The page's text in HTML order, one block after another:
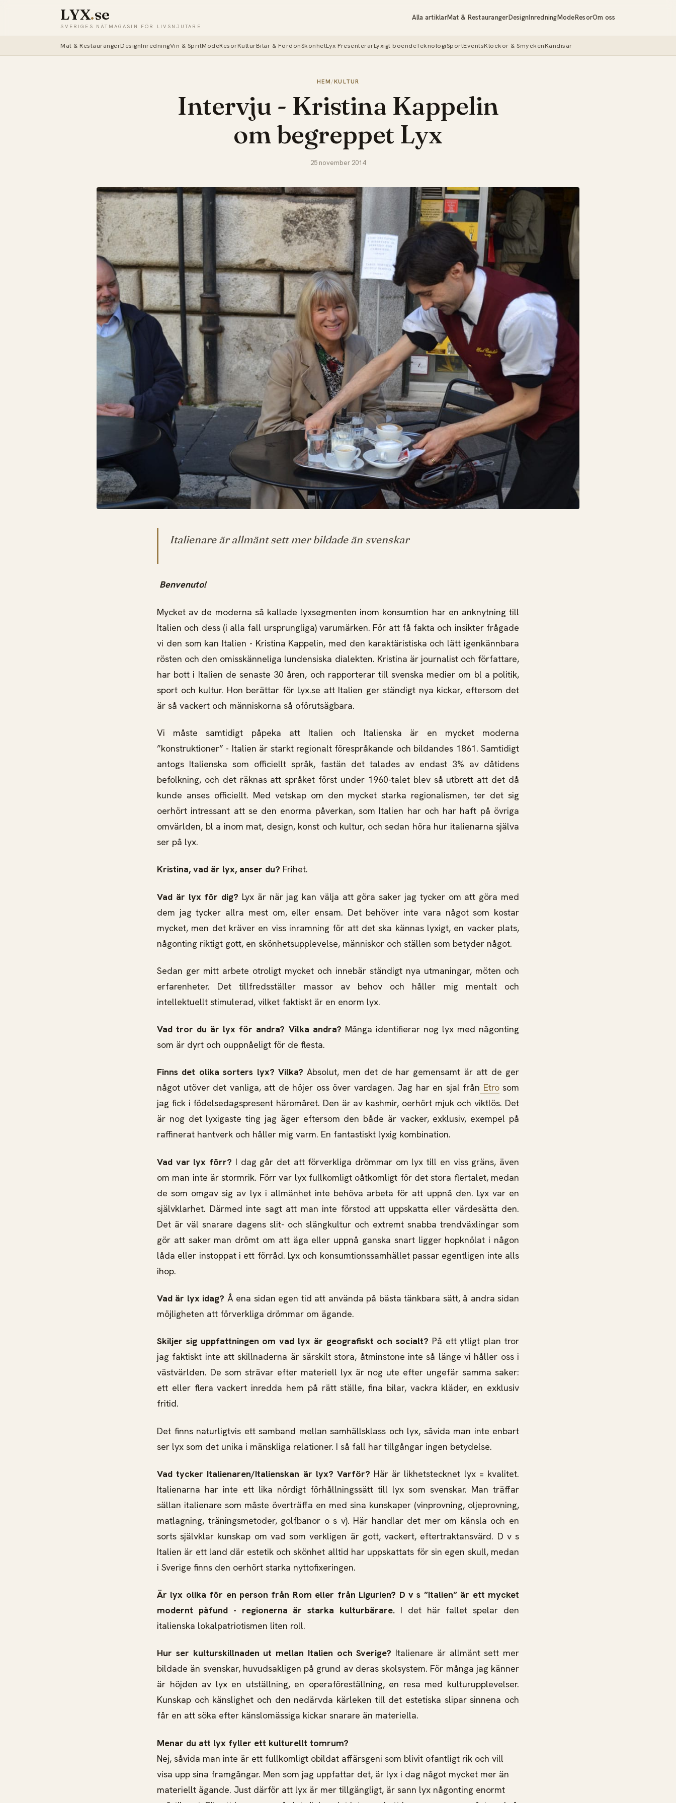
LYX.se
SVERIGES NÄTMAGASIN FÖR LIVSNJUTARE
Alla artiklarMat & RestaurangerDesignInredningModeResorOm oss
Mat & RestaurangerDesignInredningVin & SpritModeResorKulturBilar & FordonSkönhetLyx PresenterarLyxigt boendeTeknologiSportEventsKlockor & SmyckenKändisar
HEM/KULTUR
Intervju - Kristina Kappelin
om begreppet Lyx
25 november 2014
Italienare är allmänt sett mer bildade än svenskar
Benvenuto!
Mycket av de moderna så kallade lyxsegmenten inom konsumtion har en anknytning till
Italien och dess (i alla fall ursprungliga) varumärken. För att få fakta och insikter frågade
vi den som kan Italien - Kristina Kappelin, med den karaktäristiska och lätt igenkännbara
rösten och den omisskänneliga lundensiska dialekten. Kristina är journalist och författare,
har bott i Italien de senaste 30 åren, och rapporterar till svenska medier om bl a politik,
sport och kultur. Hon berättar för Lyx.se att Italien ger ständigt nya kickar, eftersom det
är så vackert och människorna så oförutsägbara.
Vi måste samtidigt påpeka att Italien och Italienska är en mycket moderna
”konstruktioner” - Italien är starkt regionalt förespråkande och bildandes 1861. Samtidigt
antogs Italienska som officiellt språk, fastän det talades av endast 3% av dåtidens
befolkning, och det räknas att språket först under 1960-talet blev så utbrett att det då
kunde anses officiellt. Med vetskap om den mycket starka regionalismen, ter det sig
oerhört intressant att se den enorma påverkan, som Italien har och har haft på övriga
omvärlden, bl a inom mat, design, konst och kultur, och sedan höra hur italienarna själva
ser på lyx.
Kristina, vad är lyx, anser du? Frihet.
Vad är lyx för dig? Lyx är när jag kan välja att göra saker jag tycker om att göra med
dem jag tycker allra mest om, eller ensam. Det behöver inte vara något som kostar
mycket, men det kräver en viss inramning för att det ska kännas lyxigt, en vacker plats,
någonting riktigt gott, en skönhetsupplevelse, människor och ställen som betyder något.
Sedan ger mitt arbete otroligt mycket och innebär ständigt nya utmaningar, möten och
erfarenheter. Det tillfredsställer massor av behov och håller mig mentalt och
intellektuellt stimulerad, vilket faktiskt är en enorm lyx.
Vad tror du är lyx för andra? Vilka andra? Många identifierar nog lyx med någonting
som är dyrt och ouppnåeligt för de flesta.
Finns det olika sorters lyx? Vilka? Absolut, men det de har gemensamt är att de ger
något utöver det vanliga, att de höjer oss över vardagen. Jag har en sjal från Etrosom
jag fick i födelsedagspresent häromåret. Den är av kashmir, oerhört mjuk och viktlös. Det
är nog det lyxigaste ting jag äger eftersom den både är vacker, exklusiv, exempel på
raffinerat hantverk och håller mig varm. En fantastiskt lyxig kombination.
Vad var lyx förr? I dag går det att förverkliga drömmar om lyx till en viss gräns, även
om man inte är stormrik. Förr var lyx fullkomligt oåtkomligt för det stora flertalet, medan
de som omgav sig av lyx i allmänhet inte behöva arbeta för att uppnå den. Lyx var en
självklarhet. Därmed inte sagt att man inte förstod att uppskatta eller värdesätta den.
Det är väl snarare dagens slit- och slängkultur och extremt snabba trendväxlingar som
gör att saker man drömt om att äga eller uppnå ganska snart ligger hopknölat i någon
låda eller instoppat i ett förråd. Lyx och konsumtionssamhället passar egentligen inte alls
ihop.
Vad är lyx idag? Å ena sidan egen tid att använda på bästa tänkbara sätt, å andra sidan
möjligheten att förverkliga drömmar om ägande.
Skiljer sig uppfattningen om vad lyx är geografiskt och socialt? På ett ytligt plan tror
jag faktiskt inte att skillnaderna är särskilt stora, åtminstone inte så länge vi håller oss i
västvärlden. De som strävar efter materiell lyx är nog ute efter ungefär samma saker:
ett eller flera vackert inredda hem på rätt ställe, fina bilar, vackra kläder, en exklusiv
fritid.
Det finns naturligtvis ett samband mellan samhällsklass och lyx, såvida man inte enbart
ser lyx som det unika i mänskliga relationer. I så fall har tillgångar ingen betydelse.
Vad tycker Italienaren/Italienskan är lyx? Varför? Här är likhetstecknet lyx = kvalitet.
Italienarna har inte ett lika nördigt förhållningssätt till lyx som svenskar. Man träffar
sällan italienare som måste överträffa en med sina kunskaper (vinprovning, oljeprovning,
matlagning, träningsmetoder, golfbanor o s v). Här handlar det mer om känsla och en
sorts självklar kunskap om vad som verkligen är gott, vackert, eftertraktansvärd. D v s
Italien är ett land där estetik och skönhet alltid har uppskattats för sin egen skull, medan
i Sverige finns den oerhört starka nyttofixeringen.
Är lyx olika för en person från Rom eller från Ligurien? D v s ”Italien” är ett mycket
modernt påfund - regionerna är starka kulturbärare. I det här fallet spelar den
italienska lokalpatriotismen liten roll.
Hur ser kulturskillnaden ut mellan Italien och Sverige? Italienare är allmänt sett mer
bildade än svenskar, huvudsakligen på grund av deras skolsystem. För många jag känner
är höjden av lyx en utställning, en operaföreställning, en resa med kulturupplevelser.
Kunskap och känslighet och den nedärvda kärleken till det estetiska slipar sinnena och
får en att söka efter känslomässiga kickar snarare än materiella.
Menar du att lyx fyller ett kulturellt tomrum?
Nej, såvida man inte är ett fullkomligt obildat affärsgeni som blivit ofantligt rik och vill
visa upp sina framgångar. Men som jag uppfattar det, är lyx i dag något mycket mer än
materiellt ägande. Just därför att lyx är mer tillgängligt, är sann lyx någonting enormt